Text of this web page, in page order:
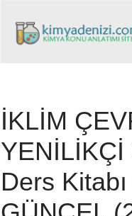
İçeriğe
İKLİM
Ders